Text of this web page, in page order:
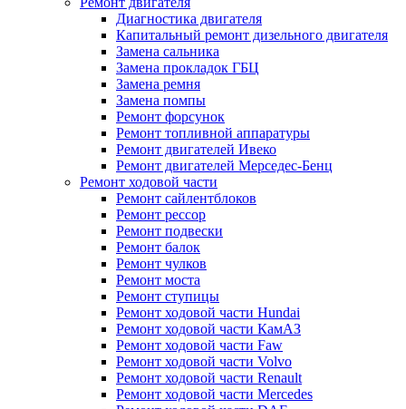
Диагностика двигателя
Капитальный ремонт дизельного двигателя
Замена сальника
Замена прокладок ГБЦ
Замена ремня
Замена помпы
Ремонт форсунок
Ремонт топливной аппаратуры
Ремонт двигателей Ивеко
Ремонт двигателей Мерседес-Бенц
Ремонт ходовой части
Ремонт сайлентблоков
Ремонт рессор
Ремонт подвески
Ремонт балок
Ремонт чулков
Ремонт моста
Ремонт ступицы
Ремонт ходовой части Hundai
Ремонт ходовой части КамАЗ
Ремонт ходовой части Faw
Ремонт ходовой части Volvo
Ремонт ходовой части Renault
Ремонт ходовой части Mercedes